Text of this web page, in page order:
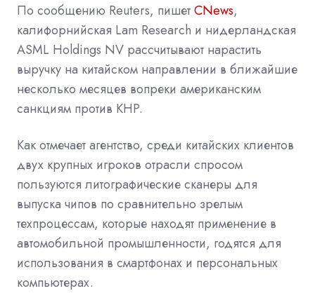
По сообщению Reuters, пишетCNews,
калифорнийская Lam Research и нидерландская
ASML Holdings NV рассчитывают нарастить
выручку на китайском направлении в ближайшие
несколько месяцев вопреки американским
санкциям против КНР.
Как отмечает агентство, среди китайских клиентов
двух крупных игроков отрасли спросом
пользуются литографические сканеры для
выпуска чипов по сравнительно зрелым
техпроцессам, которые находят применение в
автомобильной промышленности, годятся для
использования в смартфонах и персональных
компьютерах.